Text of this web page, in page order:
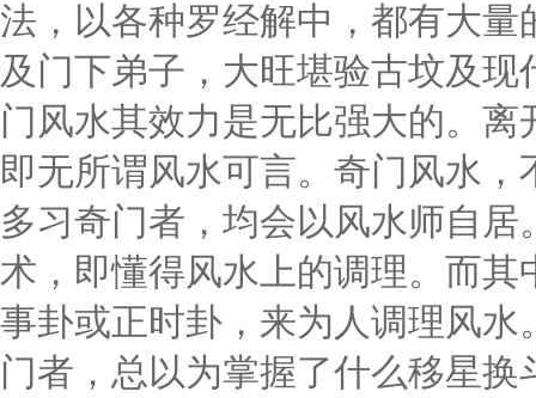
法，以各种罗经解中，都有大量
及门下弟子，大旺堪验古坟及
门风水其效力是无比强大的。
即无所谓风水可言。奇门风水
多习奇门者，均会以风水师自
术，即懂得风水上的调理。而其
事卦或正时卦，来为人调理风水
门者，总以为掌握了什么移星